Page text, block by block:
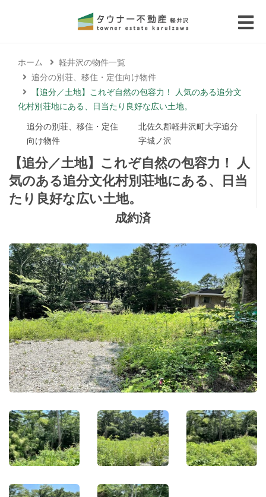
(物件種別から選ぶ)
(価格帯から選ぶ)
(コラム・移住者の声)
(お問い合わせ)
ホーム
軽井沢の物件一覧
追分の別荘、移住・定住向け物件
【追分／土地】これぞ自然の包容力！ 人気のある追分文
化村別荘地にある、日当たり良好な広い土地。
追分の別荘、移住・定住
向け物件
北佐久郡軽井沢町大字追分
字城ノ沢
【追分／土地】これぞ自然の包容力！ 人
気のある追分文化村別荘地にある、日当
たり良好な広い土地。
成約済